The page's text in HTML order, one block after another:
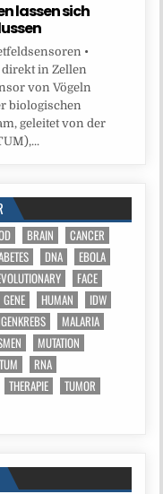
lassen sich
•
in Zellen
von Vögeln
biologischen
geleitet von der
BRAIN
CANCER
DNA
EBOLA
FACE
GENE HUMAN
IDW
MALARIA
MUTATION
RNA
THERAPIE
TUMOR